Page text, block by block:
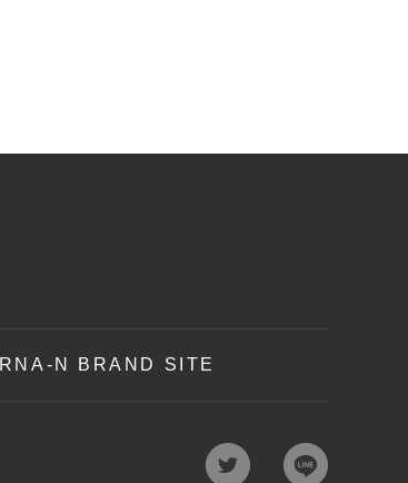
RNA-N BRAND SITE